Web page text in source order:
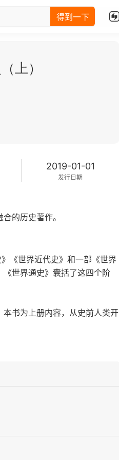
得到一下
上）
2019-01-01
发行日期
的历史著作。
《世界近代史》和一部《世界
世界通史》囊括了这四个阶
本书为上册内容，从史前人类开